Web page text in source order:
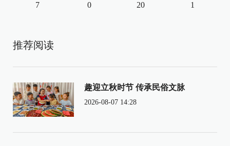
7 0 20 1
推荐阅读
趣迎立秋时节 传承民俗文脉
2026-08-07 14:28